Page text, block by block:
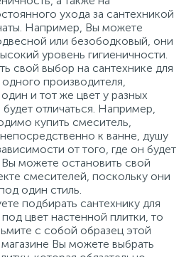
ухода за сантехникой
Например, Вы можете
или безободковый, они
уровень гигиеничности.
свой выбор на сантехнике для
производителя,
и тот же цвет у разных
отличаться. Например,
купить смеситель,
к ванне, душу
от того, где он будет
можете остановить свой
смесителей, поскольку они
один стиль.
подбирать сантехнику для
цвет настенной плитки, то
с собой образец этой
Вы можете выбрать